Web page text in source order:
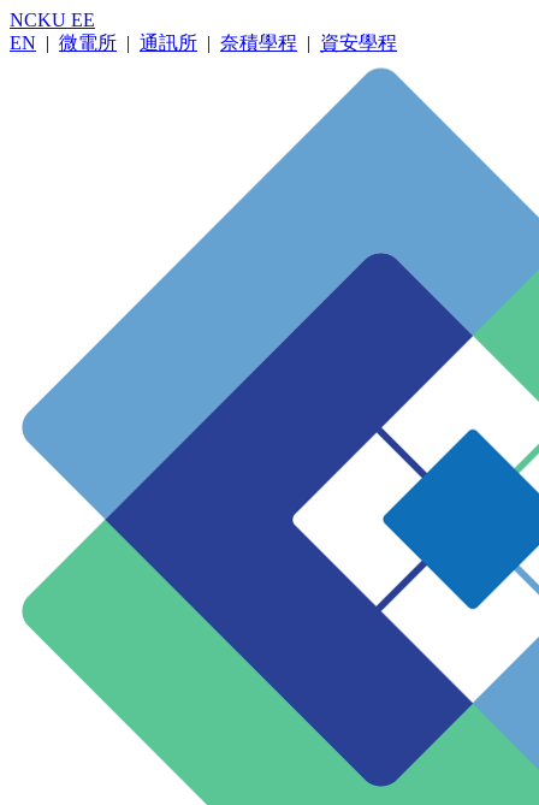
NCKU EE
EN | 微電所 | 通訊所 | 奈積學程 | 資安學程